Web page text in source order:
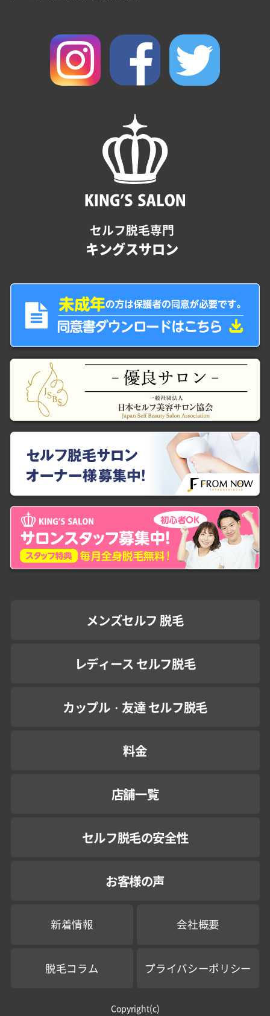
セルフ脱毛専門
キングスサロン
メンズセルフ 脱毛
レディース セルフ脱毛
カップル・友達 セルフ脱毛
料金
店舗一覧
セルフ脱毛の安全性
お客様の声
新着情報 会社概要
脱毛コラム プライバシーポリシー
Copyright(c)